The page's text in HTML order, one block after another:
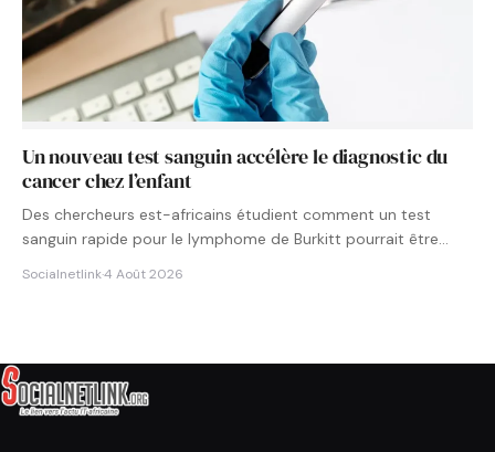
Un nouveau test sanguin accélère le diagnostic du
cancer chez l’enfant
Des chercheurs est-africains étudient comment un test
sanguin rapide pour le lymphome de Burkitt pourrait être
Socialnetlink·4 Août 2026